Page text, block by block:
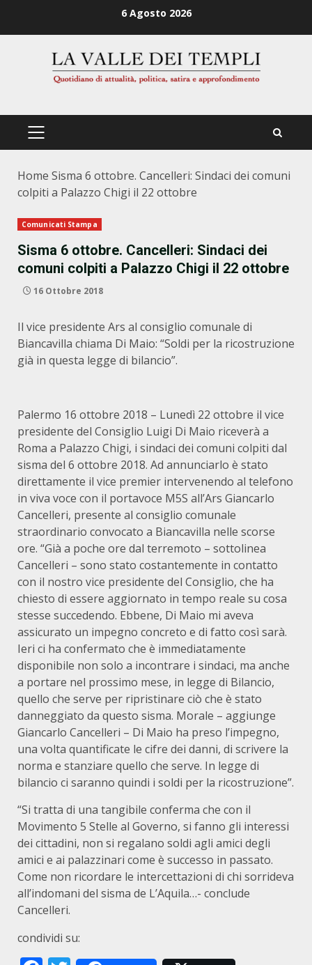
6 Agosto 2026
PRIMÄRES
Home Sisma 6 ottobre. Cancelleri: Sindaci dei comuni
colpiti a Palazzo Chigi il 22 ottobre
Comunicati Stampa
Sisma 6 ottobre. Cancelleri: Sindaci dei
comuni colpiti a Palazzo Chigi il 22 ottobre
16 Ottobre 2018
Il vice presidente Ars al consiglio comunale di
Biancavilla chiama Di Maio: “Soldi per la ricostruzione
già in questa legge di bilancio”.
Palermo 16 ottobre 2018 – Lunedì 22 ottobre il vice
presidente del Consiglio Luigi Di Maio riceverà a
Roma a Palazzo Chigi, i sindaci dei comuni colpiti dal
sisma del 6 ottobre 2018. Ad annunciarlo è stato
direttamente il vice premier intervenendo al telefono
in viva voce con il portavoce M5S all’Ars Giancarlo
Cancelleri, presente al consiglio comunale
straordinario convocato a Biancavilla nelle scorse
ore. “Già a poche ore dal terremoto – sottolinea
Cancelleri – sono stato costantemente in contatto
con il nostro vice presidente del Consiglio, che ha
chiesto di essere aggiornato in tempo reale su cosa
stesse succedendo. Ebbene, Di Maio mi aveva
assicurato un impegno concreto e di fatto così sarà.
Ieri ci ha confermato che è immediatamente
disponibile non solo a incontrare i sindaci, ma anche
a portare nel prossimo mese, in legge di Bilancio,
quello che serve per ripristinare ciò che è stato
danneggiato da questo sisma. Morale – aggiunge
Giancarlo Cancelleri – Di Maio ha preso l’impegno,
una volta quantificate le cifre dei danni, di scrivere la
norma e stanziare quello che serve. In legge di
bilancio ci saranno quindi i soldi per la ricostruzione”.
“Si tratta di una tangibile conferma che con il
Movimento 5 Stelle al Governo, si fanno gli interessi
dei cittadini, non si regalano soldi agli amici degli
amici e ai palazzinari come è successo in passato.
Come non ricordare le intercettazioni di chi sorrideva
all’indomani del sisma de L’Aquila…- conclude
Cancelleri.
condividi su: